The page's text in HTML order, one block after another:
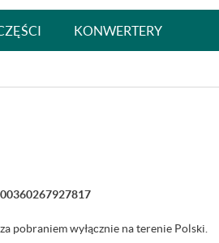
KONWERTERY
pobraniem wyłącznie na terenie Polski.